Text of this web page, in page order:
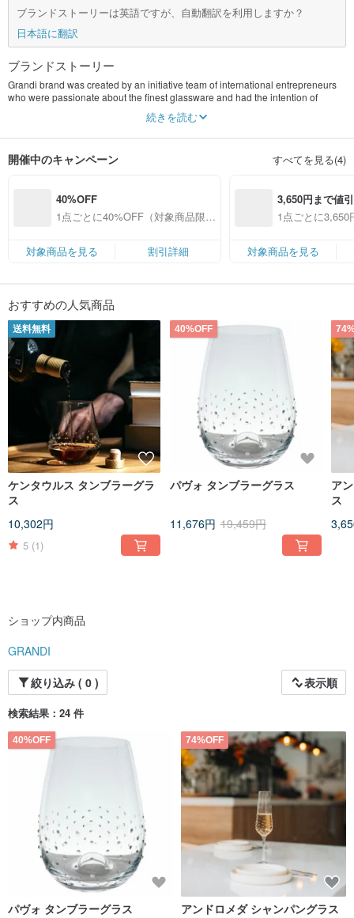
ブランドストーリーは英語ですが、自動翻訳を利用しますか？
日本語に翻訳
ブランドストーリー
Grandi brand was created by an initiative team of international entrepreneurs
who were passionate about the finest glassware and had the intention of
converting a glass piece into a work of art.
the same time. We wanted to create glasses that would both reveal the
developed an exquisite tableware, using premium quality glass and precious
The small town Lustenau on the border of Austria and Italy - a distinctive place,
named Grandi. This area is famous for its tradition of manufacturing the highest
quality glass and crystals in Europe. While our production is located in Austria,
Grandi collections have been developed with their own identity that blends
classic and cosmopolitan style. Knowing the characteristics of crystal, the
special curves of glass, and the properties of sparkling rhinestones, our team
creates beautiful designs that radiate like stars in the sky.
We crystallize the pieces in our factory in Austria using high-precision
machinery, which guarantees the exact placement of each stone in accordance
with the pattern. This unique patented technology allows setting thousands of
crystal on precise templates, while their secure attachment is ensured by
drying with ultraviolet light. This is how the perfection and durability of Grandi
products is achieved.
Inimitable design and exceptional craftsmanship have made Grandi a
benchmark in the world of fine house decor. Nowadays we are renowned as
one of the most extraordinary glassware brands in Europe.
続きを読む
開催中のキャンペーン すべてを見る(4)
40%OFF
1点ごとに40%OFF（対象商品限
対象商品を見る
割引詳細
3,650円まで値
1点ごとに
対象商品を見る
おすすめの人気商品
送料無料
ケンタウルス タンブラーグラ
ス
10,302円
5 (1)
40%OFF
パヴォ タンブラーグラス
11,676円 19,459円
アンド
ス
ショップ内商品
GRANDI
絞り込み ( 0 )
表示順
検索結果：24 件
40%OFF
パヴォ タンブラーグラス
74%OFF
アンドロメダ シャンパングラス